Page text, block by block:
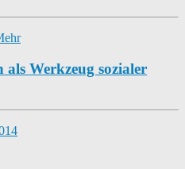
Werkzeug sozialer